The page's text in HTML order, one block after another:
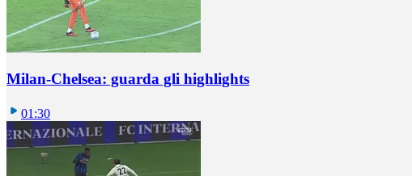
Milan-Chelsea: guarda gli highlights
01:30